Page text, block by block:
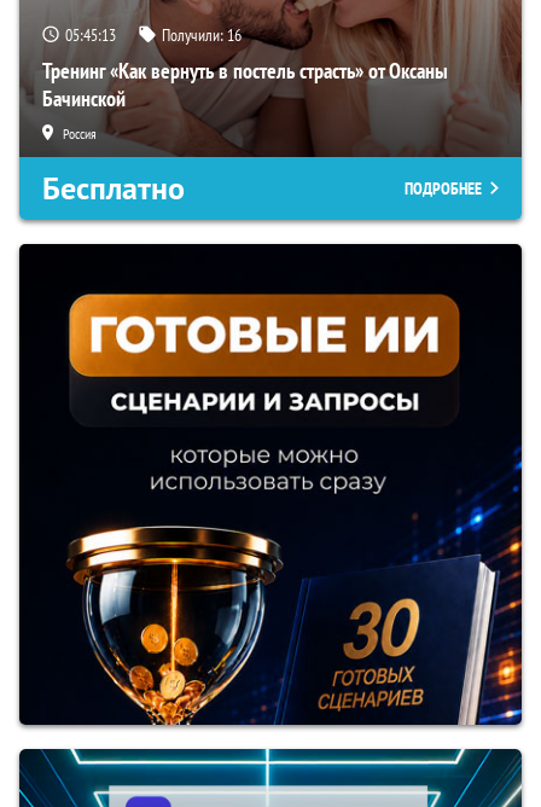
05:45:12 Получили:16
Тренинг «Как вернуть в постель страсть» от Оксаны
Бачинской
Россия
Бесплатно ПОДРОБНЕЕ